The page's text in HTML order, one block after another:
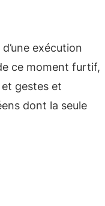
exécution
ce moment furtif,
et gestes et
dont la seule